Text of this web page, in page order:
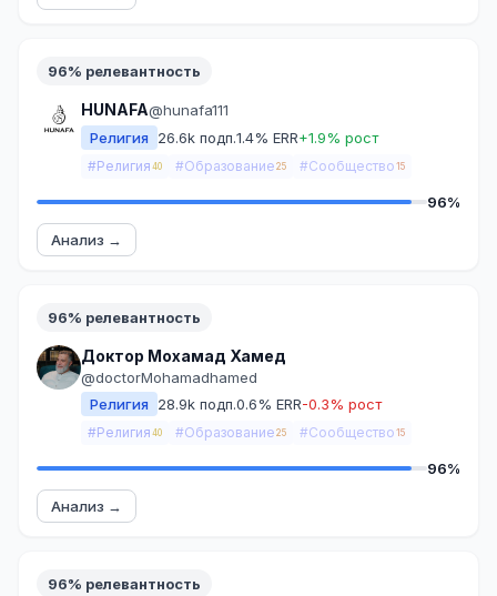
96% релевантность
HUNAFA@hunafa111
Религия
26.6k подп.1.4% ERR+1.9% рост
#Религия 40 #Образование 25 #Сообщество 15
96%
Анализ →
96% релевантность
Доктор Мохамад Хамед
@doctorMohamadhamed
Религия
28.9k подп.0.6% ERR-0.3% рост
#Религия 40 #Образование 25 #Сообщество 15
96%
Анализ →
96% релевантность